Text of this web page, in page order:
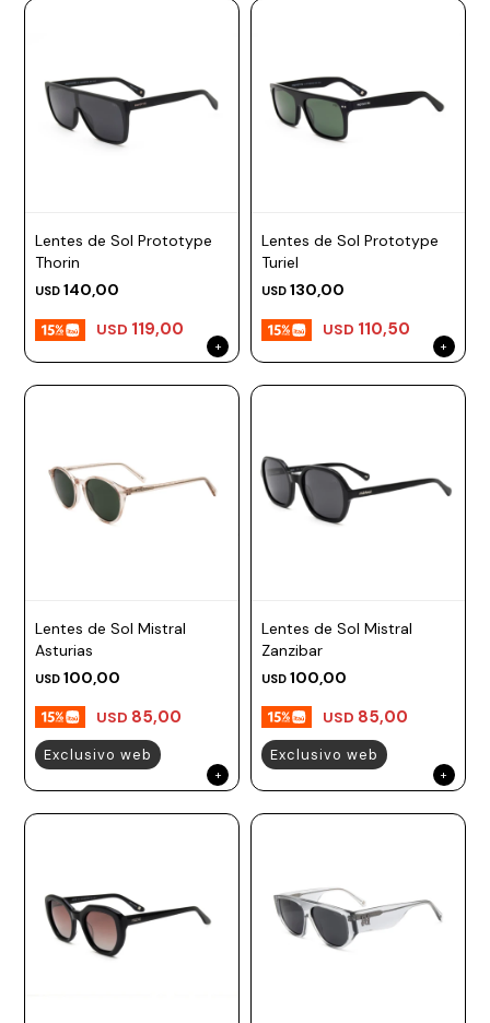
Lentes de Sol Prototype
Thorin
USD 140,00
USD 119,00
Lentes de Sol Prototype
Turiel
USD 130,00
USD 110,50
Lentes de Sol Mistral
Asturias
USD 100,00
USD 85,00
Exclusivo web
Lentes de Sol Mistral
Zanzibar
USD 100,00
USD 85,00
Exclusivo web